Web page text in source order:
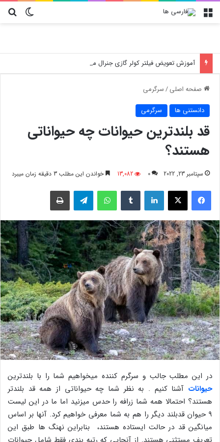
تغییر منو
آموزش تعویض فیلتر کولر گازی جنرال مکس
صفحه اصلی/سرگرمی
دانستنی ها سرگرمی
قد بلندترین حیوانات چه حیواناتی
هستند؟
سپتامبر 23, 2022 0
13,082 خواندن این مطلب 3 دقیقه زمان میبرد
فیسبوک لینکدین واتس آپ
در این مطلب جالب و سرگرم کننده میخواهیم شما را با بلندترین
حیوانات آشنا کنیم . به نظر شما چه حیواناتی از همه قد بلندتر
هستند؟ احتمالا همه شما زرافه را حدس میزنید اما ما در این لیست
۹ حیوان قدبلند دیگر را هم به شما معرفی خواهیم کرد. آنها بر اساس
میانگین قد در حالت ایستاده هستند، بنابراین نهنگ ها طبق این